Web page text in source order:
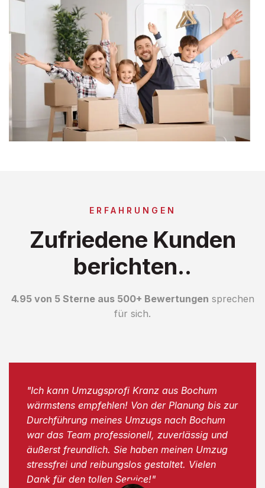
ERFAHRUNGEN
Zufriedene Kunden
berichten..
4.95 von 5 Sterne aus 500+ Bewertungen sprechen
für sich.
"Ich kann Umzugsprofi Kranz aus Bochum
wärmstens empfehlen! Von der Planung bis zur
Durchführung meines Umzugs nach Bochum
war das Team professionell, zuverlässig und
äußerst freundlich. Sie haben meinen Umzug
stressfrei und reibungslos gestaltet. Vielen
Dank für den tollen Service!"